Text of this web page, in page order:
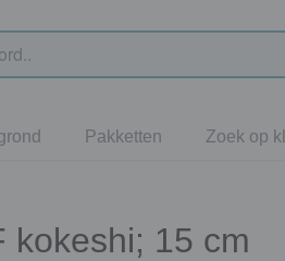
Pakketten Zoek op
kokeshi; 15 cm